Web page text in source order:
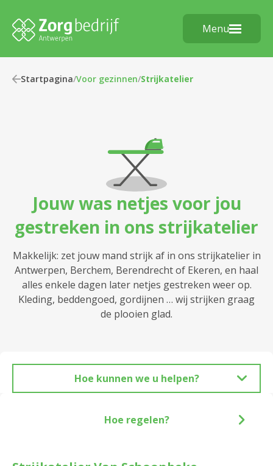
Menu
Startpagina/Voor gezinnen/Strijkatelier
Jouw was netjes voor jou
gestreken in ons strijkatelier
Makkelijk: zet jouw mand strijk af in ons strijkatelier in
Antwerpen, Berchem, Berendrecht of Ekeren, en haal
alles enkele dagen later netjes gestreken weer op.
Kleding, beddengoed, gordijnen … wij strijken graag
de plooien glad.
Hoe kunnen we u helpen?
Hoe regelen?